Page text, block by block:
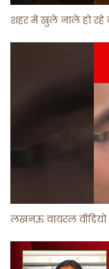
शहर में खुले नाले हो
लखनऊ वायरल